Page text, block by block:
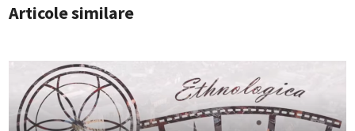
Articole similare